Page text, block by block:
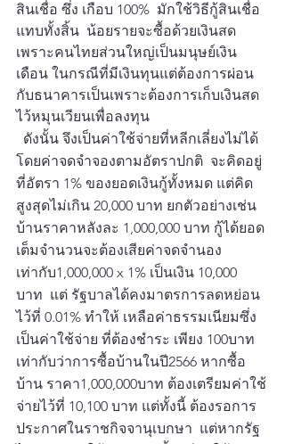
สินเชื่อ ซึ่ง เกือบ 100%  มักใช้วิธีกู้สินเชื่อ
แทบทั้งสิ้น  น้อยรายจะซื้อด้วยเงินสด
เพราะคนไทยส่วนใหญ่เป็นมนุษย์เงิน
เดือน ในกรณีที่มีเงินทุนแต่ต้องการผ่อน
กับธนาคารเป็นเพราะต้องการเก็บเงินสด
ไว้หมุนเวียนเพื่อลงทุน
โดยค่าจดจำจองตามอัตราปกติ  จะคิดอยู่
ที่อัตรา 1% ของยอดเงินกู้ทั้งหมด แต่คิด
สูงสุดไม่เกิน 20,000 บาท ยกตัวอย่างเช่น
บ้านราคาหลังละ 1,000,000 บาท กู้ได้ยอด
เต็มจำนวนจะต้องเสียค่าจดจำนอง
เท่ากับ1,000,000 x 1% เป็นเงิน 10,000
บาท  แต่ รัฐบาลได้คงมาตรการลดหย่อน
ไว้ที่ 0.01% ทำให้ เหลือค่าธรรมเนียมซึ่ง
เป็นค่าใช้จ่าย ที่ต้องชำระ เพียง 100บาท
เท่ากับว่าการซื้อบ้านในปี2566 หากซื้อ
บ้าน ราคา1,000,000บาท ต้องเตรียมค่าใช้
จ่ายไว้ที่ 10,100 บาท แต่ทั้งนี้ ต้องรอการ
ประกาศในราชกิจจานุเบกษา  แต่หากรัฐ